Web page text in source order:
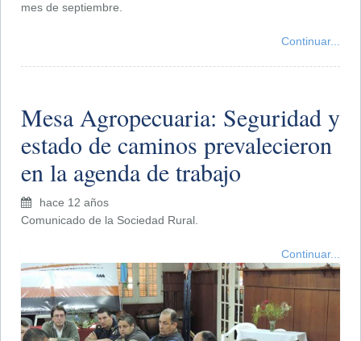
mes de septiembre.
Continuar...
Mesa Agropecuaria: Seguridad y
estado de caminos prevalecieron
en la agenda de trabajo
hace 12 años
Comunicado de la Sociedad Rural.
Continuar...